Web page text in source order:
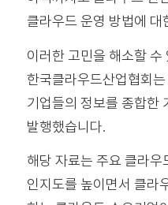
클라우드 운영 방법에 대
이러한 고민을 해소할 수
한국클라우드산업협회
기업들의 정보를 종합한
발행했습니다.
해당 자료는 주요 클라
인지도를 높이면서 클라